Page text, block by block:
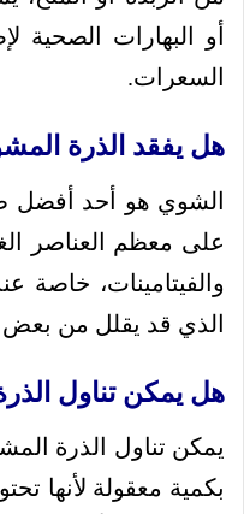
أو البهارات الصحية
السعرات.
هل يفقد الذرة
الشوي هو أحد أفضل
على معظم العناصر
والفيتامينات، خاصة
الذي قد يقلل من بعض
هل يمكن تناول
يمكن تناول الذرة
بكمية معقولة لأنها